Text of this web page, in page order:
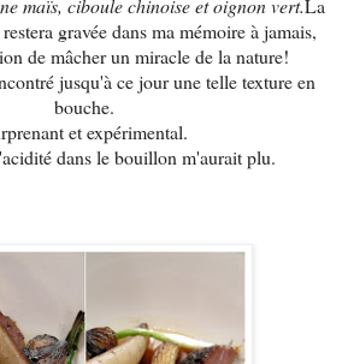
maïs, ciboule chinoise et oignon vert.La
gravée dans ma mémoire à jamais,
de mâcher un miracle de la nature!
jusqu'à ce jour une telle texture en
bouche.
et expérimental.
dans le bouillon m'aurait plu.